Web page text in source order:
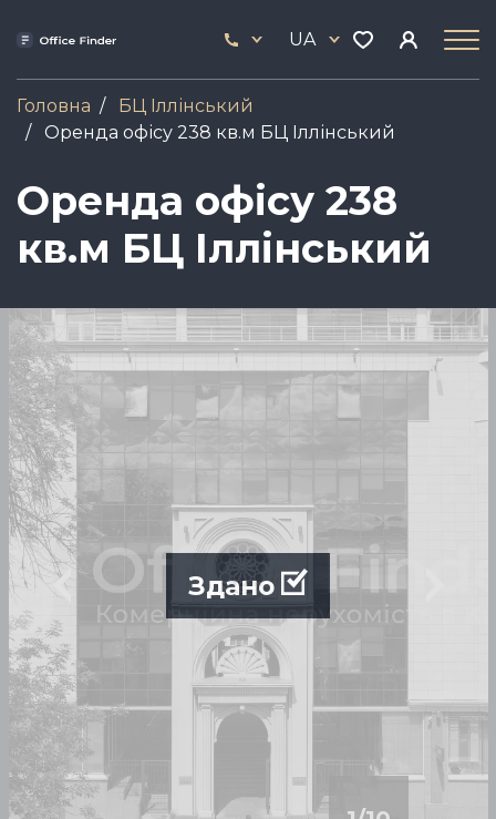
17
UA
Головна
БЦ Іллінський
Оренда офісу 238 кв.м БЦ Іллінський
Оренда офісу 238
кв.м БЦ Іллінський
Зображення
Здано